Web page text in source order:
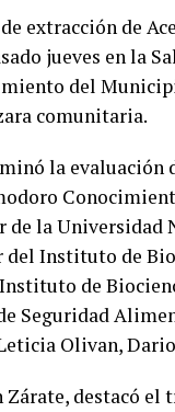
extracción de
jueves en la
del
comunitaria.
la evaluación
la Universidad
Instituto de
de
Seguridad
Olivan,
Zárate, destacó